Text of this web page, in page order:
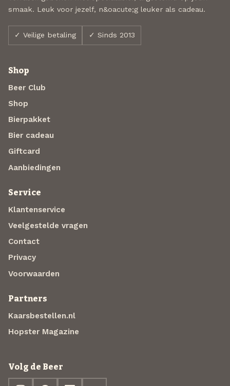
smaak. Leuk voor jezelf, n&oacute;g leuker als cadeau.
✓ Veilige betaling ✓ Sinds 2013
Shop
Beer Club
Shop
Bierpakket
Bier cadeau
Giftcard
Aanbiedingen
Service
Klantenservice
Veelgestelde vragen
Contact
Privacy
Voorwaarden
Partners
Kaarsbestellen.nl
Hopster Magazine
Volg de Beer